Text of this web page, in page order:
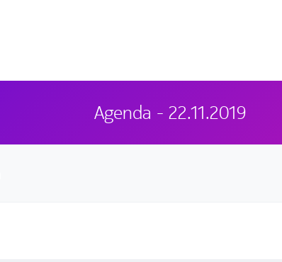
Agenda - 22.11.2019